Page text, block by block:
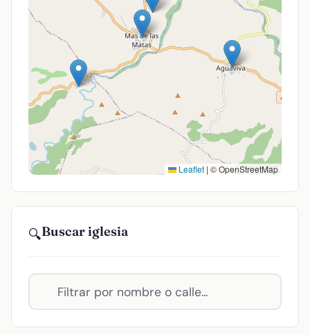
Leaflet | © OpenStreetMap
🔍Buscar iglesia